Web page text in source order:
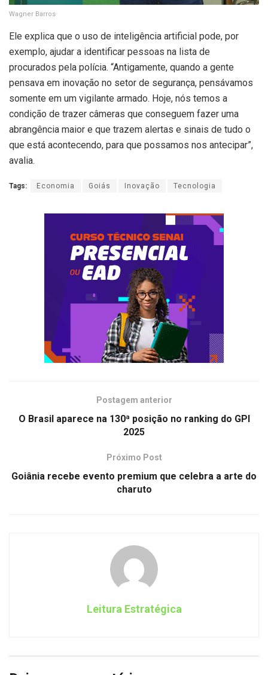
Wagner Barros
Ele explica que o uso de inteligência artificial pode, por
exemplo, ajudar a identificar pessoas na lista de
procurados pela polícia. “Antigamente, quando a gente
pensava em inovação no setor de segurança, pensávamos
somente em um vigilante armado. Hoje, nós temos a
condição de trazer câmeras que conseguem fazer uma
abrangência maior e que trazem alertas e sinais de tudo o
que está acontecendo, para que possamos nos antecipar”,
avalia.
Tags: Economia Goiás Inovação Tecnologia
Postagem anterior
O Brasil aparece na 130ª posição no ranking do GPI
2025
Próximo Post
Goiânia recebe evento premium que celebra a arte do
charuto
Leitura Estratégica